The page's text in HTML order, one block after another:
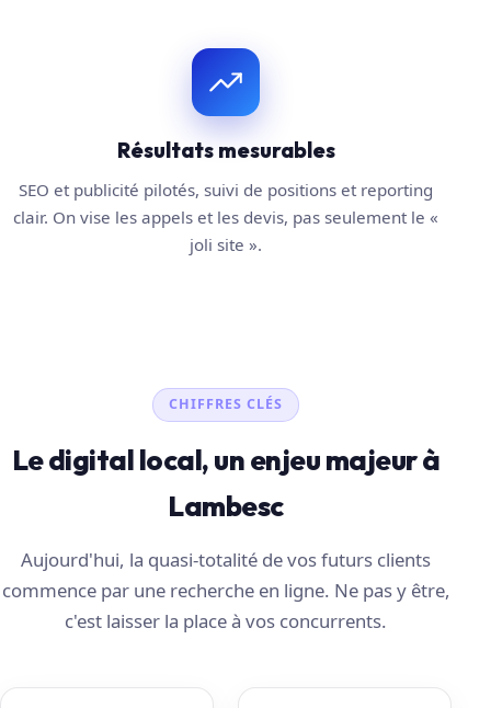
Résultats mesurables
SEO et publicité pilotés, suivi de positions et reporting
clair. On vise les appels et les devis, pas seulement le «
joli site ».
CHIFFRES CLÉS
Le digital local, un enjeu majeur à
Lambesc
Aujourd'hui, la quasi-totalité de vos futurs clients
commence par une recherche en ligne. Ne pas y être,
c'est laisser la place à vos concurrents.